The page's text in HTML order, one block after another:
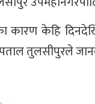
कारण केहि
तुलसीपुरले